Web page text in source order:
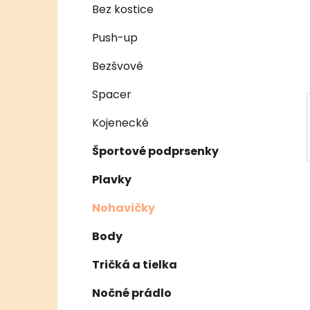
Bez kostice
Push-up
Bezšvové
Spacer
Kojenecké
Športové podprsenky
Plavky
Nohavičky
Body
Tričká a tielka
Nočné prádlo